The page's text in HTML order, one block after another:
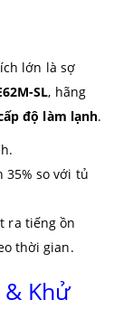
lớn là sợ
SL, hãng
độ làm lạnh.
so với tủ
ra tiếng ồn
thời gian.
Khử